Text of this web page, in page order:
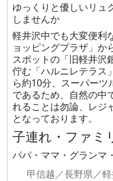
ゆっくりと優しいリュ
しませんか
軽井沢中でも大変便利
ョッピングプラザ」か
スポットの「旧軽井
佇む「ハルニレテラス
ら約10分、スーパー
であるため、自然の中
れることは勿論、レジ
となっております。
子連れ・ファミ
パパ・ママ・グランマ
甲信越／長野県／